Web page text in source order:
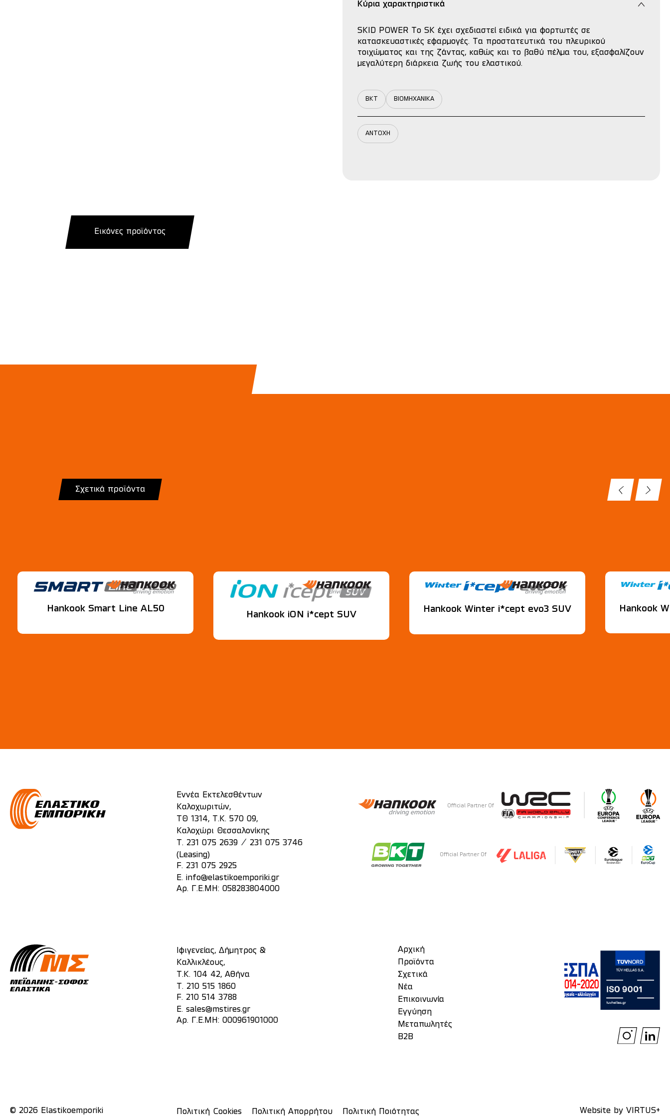
Κύρια χαρακτηριστικά
SKID POWER Το SK έχει σχεδιαστεί ειδικά για φορτωτές σε
κατασκευαστικές εφαρμογές. Τα προστατευτικά του πλευρικού
τοιχώματος και της ζάντας, καθώς και το βαθύ πέλμα του, εξασφαλίζουν
μεγαλύτερη διάρκεια ζωής του ελαστικού.
BKT ΒΙΟΜΗΧΑΝΙΚΑ
ΑΝΤΟΧΗ
Εικόνες προϊόντος
Σχετικά προϊόντα
Hankook Smart Line AL50
Hankook iON i*cept SUV
Hankook Winter i*cept evo3 SUV Hankook
Εννέα Εκτελεσθέντων
Καλοχωριτών,
ΤΘ 1314, Τ.Κ. 570 09,
Καλοχώρι Θεσσαλονίκης
T. 231 075 2639/
231 075 3746
(Leasing)
F. 231 075 2925
E.
info@elastikoemporiki.gr
Αρ. Γ.Ε.ΜΗ: 058283804000
Official Partner Of
Official Partner Of
Ιφιγενείας, Δήμητρος &
Καλλικλέους,
Τ.Κ. 104 42, Αθήνα
T. 210 515 1860
F. 210 514 3788
E. sales@mstires.gr
Αρ. Γ.Ε.ΜΗ: 000961901000
Αρχική
Προϊόντα
Σχετικά
Νέα
Επικοινωνία
Eγγύηση
Μεταπωλητές
Β2Β
© 2026 Elastikoemporiki Πολιτική Cookies Πολιτική Απορρήτου Πολιτική Ποιότητας Website by VIRTUS+